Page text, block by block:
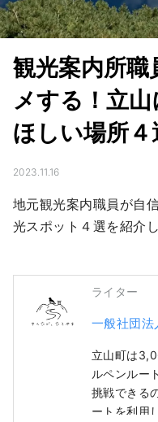
観光案内所職
メする！立
ほしい場所４
2023.11.16
地元観光案内職員が自
光スポット４選を紹介し
ライター
一般社団法
立山町は
ルペンルー
挑戦できる
ートを利用